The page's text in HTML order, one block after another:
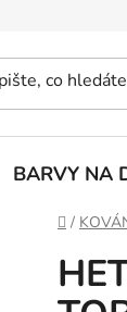
BARVY NA
Domů
/